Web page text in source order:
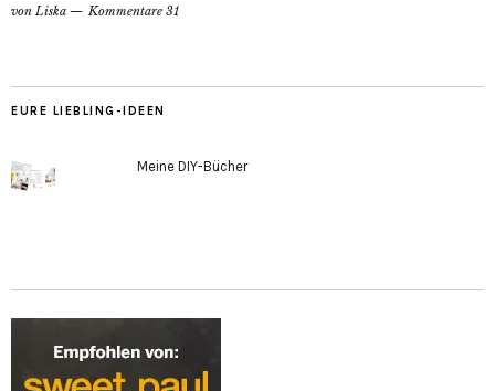
von Liska Kommentare 31
EURE LIEBLING-IDEEN
Meine DIY-Bücher